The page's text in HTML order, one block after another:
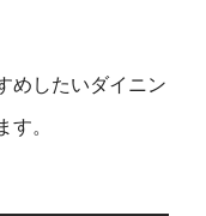
めしたいダイニン
す。